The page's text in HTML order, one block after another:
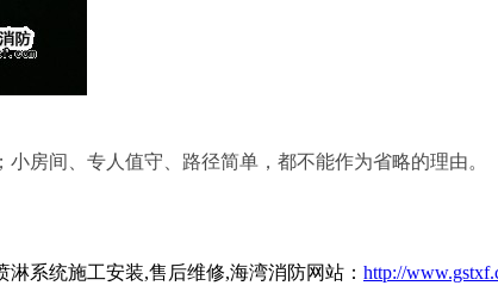
间、专人值守、路径简单，都不能作为省略的理由。
系统施工安装,售后维修,海湾消防网站： http://